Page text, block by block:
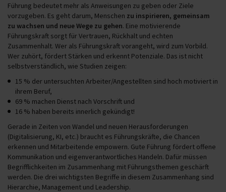
Führung bedeutet mehr als Anweisungen zu geben oder Ziele
vorzugeben. Es geht darum, Menschen zu inspirieren, gemeinsam
zu wachsen und neue Wege zu gehen. Eine motivierende
Führungskraft sorgt für Vertrauen, Rückhalt und echten
Zusammenhalt. Wer als Führungskraft vorangeht, wird zum Vorbild.
Wer zuhört, fördert Stärken und erkennt Potenziale. Das ist nicht
selbstverständlich, wie Studien zeigen:
15 % der untersuchten Arbeiter/Angestellten sind hoch motiviert in
ihrem Beruf,
69 % machen Dienst nach Vorschrift und
16 % haben bereits innerlich gekündigt!
Gerade in Zeiten von Wandel und neuen Herausforderungen
(Digitalisierung, KI, etc.) braucht es Führungskräfte, die Chancen
erkennen und Mitarbeitende empowern. Gute Führung fördert offene
Kommunikation und eigenverantwortliches Handeln. Dafür müssen
Begrifflichkeiten im Zusammenhang mit Führungsthemen geschärft
werden. Die drei wichtigsten Begriffe in diesem Zusammenhang sind
Hierarchie, Management und Leadership.